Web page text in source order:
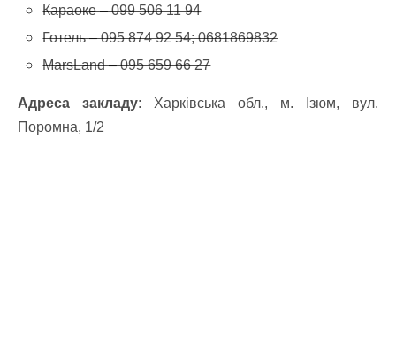
Караоке – 099 506 11 94
Готель – 095 874 92 54; 0681869832
MarsLand – 095 659 66 27
Адреса закладу: Харківська обл., м. Ізюм, вул.
Поромна, 1/2